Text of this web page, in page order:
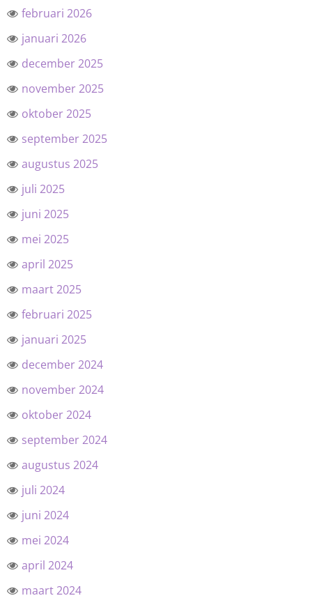
februari 2026
januari 2026
december 2025
november 2025
oktober 2025
september 2025
augustus 2025
juli 2025
juni 2025
mei 2025
april 2025
maart 2025
februari 2025
januari 2025
december 2024
november 2024
oktober 2024
september 2024
augustus 2024
juli 2024
juni 2024
mei 2024
april 2024
maart 2024